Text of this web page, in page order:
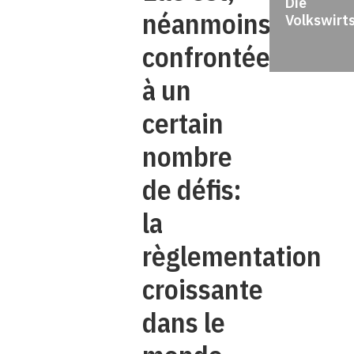
néanmoins,
confrontée
à un
certain
nombre
de défis:
la
règlementation
croissante
dans le